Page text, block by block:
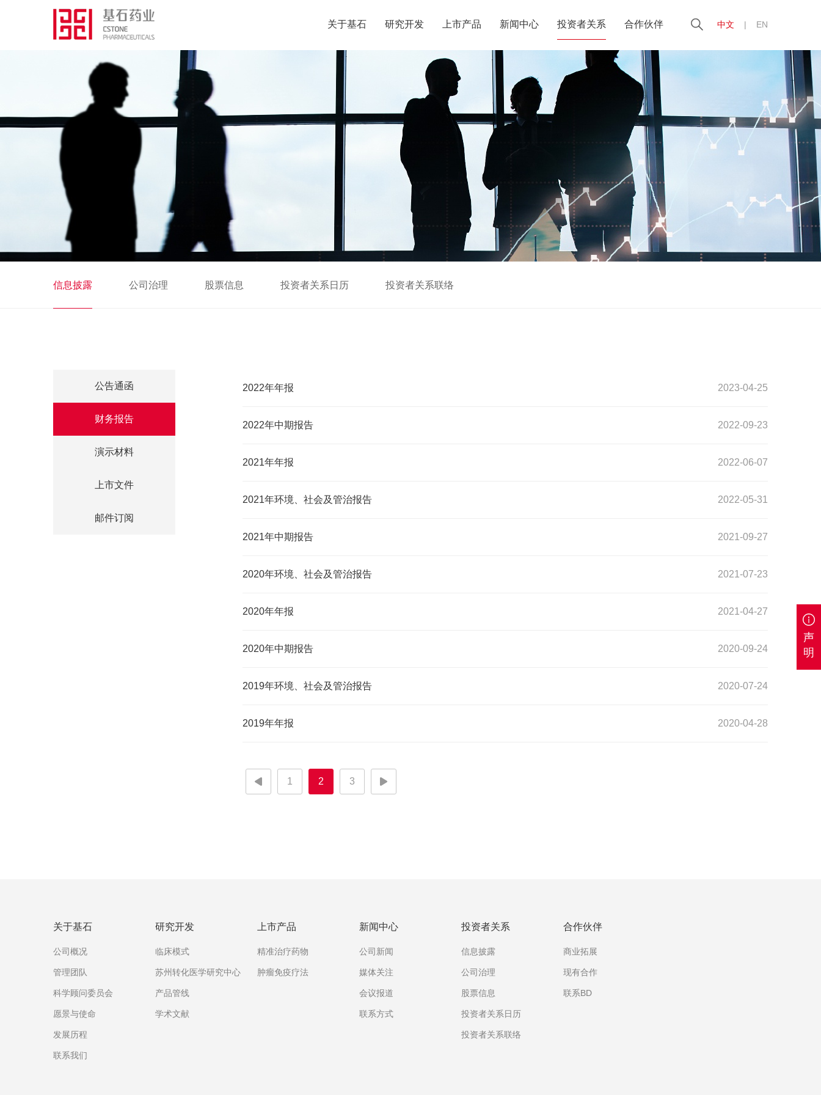
关于基石 研究开发 上市产品 新闻中心 投资者关系 合作伙伴 中文 | EN
信息披露 公司治理 股票信息 投资者关系日历 投资者关系联络
公告通函
财务报告
演示材料
上市文件
邮件订阅
2022年年报 2023-04-25
2022年中期报告 2022-09-23
2021年年报 2022-06-07
2021年环境、社会及管治报告 2022-05-31
2021年中期报告 2021-09-27
2020年环境、社会及管治报告 2021-07-23
2020年年报 2021-04-27
2020年中期报告 2020-09-24
2019年环境、社会及管治报告 2020-07-24
2019年年报 2020-04-28
1 2 3
关于基石
公司概况
管理团队
科学顾问委员会
愿景与使命
发展历程
联系我们
研究开发
临床模式
苏州转化医学研究中心
产品管线
学术文献
上市产品
精准治疗药物
肿瘤免疫疗法
新闻中心
公司新闻
媒体关注
会议报道
联系方式
投资者关系
信息披露
公司治理
股票信息
投资者关系日历
投资者关系联络
合作伙伴
商业拓展
现有合作
联系BD
声
明